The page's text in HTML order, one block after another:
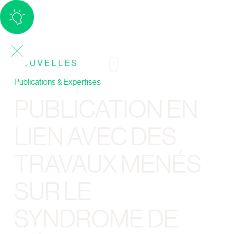
NOUVELLES
Publications & Expertises